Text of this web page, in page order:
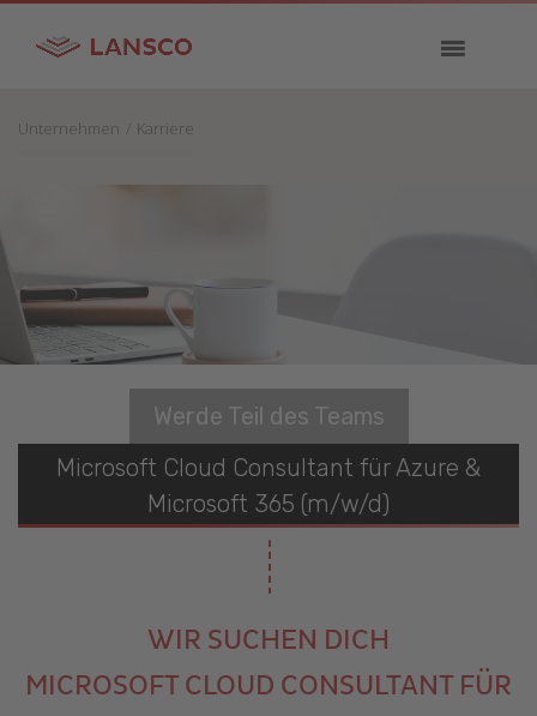
Unternehmen Karriere
Werde Teil des Teams
Microsoft Cloud Consultant für Azure &
Microsoft 365 (m/w/d)
WIR SUCHEN DICH
MICROSOFT CLOUD CONSULTANT FÜR